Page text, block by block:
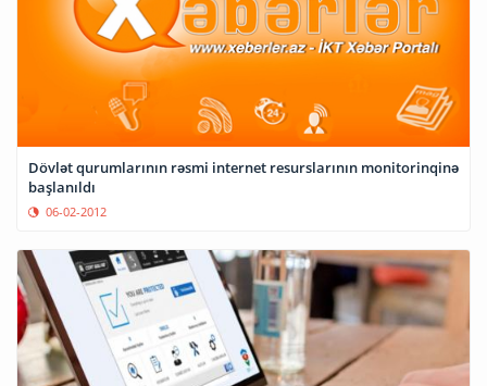
Dövlət qurumlarının rəsmi internet resurslarının monitorinqinə
başlanıldı
06-02-2012